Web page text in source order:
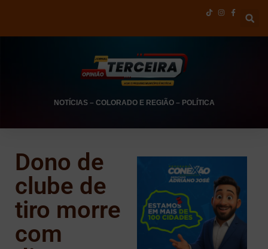
NOTÍCIAS– COLORADO E REGIÃO– POLÍTICA
Dono de
clube de
tiro morre
com